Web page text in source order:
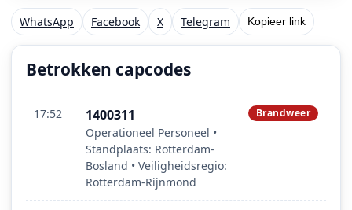
WhatsApp Facebook X Telegram Kopieer link
Betrokken capcodes
17:52 1400311
Operationeel Personeel •
Standplaats: Rotterdam-
Bosland • Veiligheidsregio:
Rotterdam-Rijnmond
Brandweer